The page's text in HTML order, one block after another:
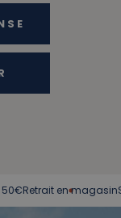
en magasin